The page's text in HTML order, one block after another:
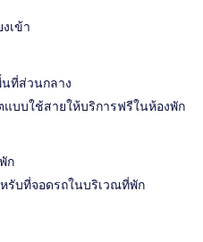
เข้า
นที่ส่วนกลาง
แบบใช้สายให้บริการฟรีในห้องพัก
ก
รับที่จอดรถในบริเวณที่พัก